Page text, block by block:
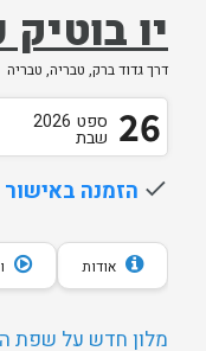
יו
דרך גדוד ברק, טבריה, טבריה
26 ספט 2026
שבת
done הזמנה באישור
אודות
מלון חדש על שפת